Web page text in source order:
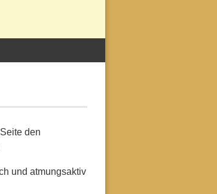
den
und atmungsaktiv